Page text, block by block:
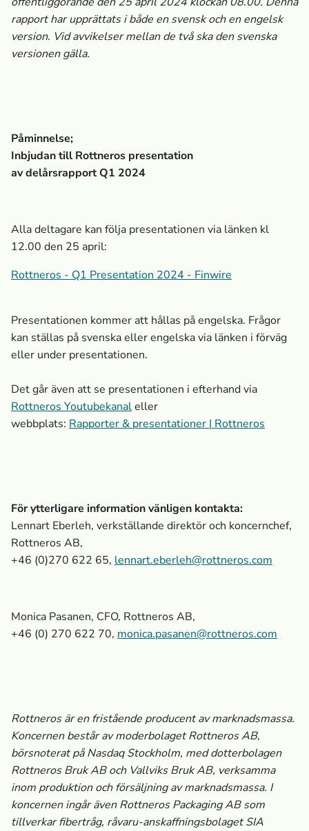
rapport har upprättats i både en svensk och en engelsk
version. Vid avvikelser mellan de två ska den svenska
versionen gälla.
Påminnelse;
Inbjudan till Rottneros presentation
av delårsrapport Q1 2024
Alla deltagare kan följa presentationen via länken kl
12.00 den 25 april:
Rottneros - Q1 Presentation 2024 - Finwire
Presentationen kommer att hållas på engelska. Frågor
kan ställas på svenska eller engelska via länken i förväg
eller under presentationen.
Det går även att se presentationen i efterhand via
Rottneros Youtubekanaleller
webbplats: Rapporter & presentationer | Rottneros
För ytterligare information vänligen kontakta:
Lennart Eberleh, verkställande direktör och koncernchef,
Rottneros AB,
+46 (0)270 622 65, lennart.eberleh@rottneros.com
Monica Pasanen, CFO, Rottneros AB,
+46 (0) 270 622 70, monica.pasanen@rottneros.com
Rottneros är en fristående producent av marknads­massa­.
Koncernen består av moderbolaget Rottneros AB,
börsnoterat på Nasdaq Stockholm, med dotterbolagen
Rottneros Bruk AB och Vallviks Bruk AB, verksamma
inom produktion och försäljning av marknads­massa­. I
koncernen ingår även Rottneros Packaging AB som
tillverkar fibertråg, råvaru-anskaffningsbolaget SIA